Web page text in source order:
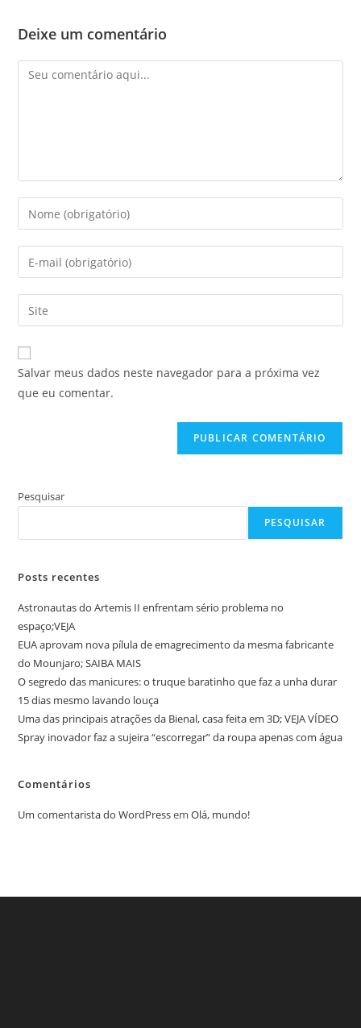
Deixe um comentário
Comentário
Digite
seu
nome
ou
de
usuário
para
comentar
Digite
seu
endereço
de
mail
para
comentar
Digite
o
URL
do
site
Salvar meus dados neste navegador para a próxima vez
que eu comentar.
Pesquisar
PESQUISAR
Posts recentes
Astronautas do Artemis II enfrentam sério problema no
espaço;VEJA
EUA aprovam nova pílula de emagrecimento da mesma fabricante
do Mounjaro; SAIBA MAIS
O segredo das manicures: o truque baratinho que faz a unha durar
15 dias mesmo lavando louça
Uma das principais atrações da Bienal, casa feita em 3D; VEJA VÍDEO
Spray inovador faz a sujeira “escorregar” da roupa apenas com água
Comentários
Um comentarista do WordPressemOlá, mundo!